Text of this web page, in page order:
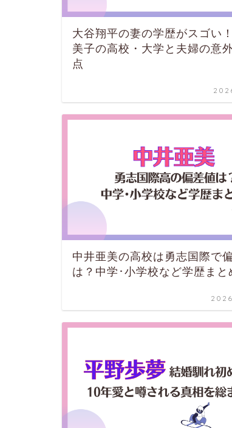
大谷翔平の妻の学歴がスゴい
美子の高校・大学と夫婦の意
点
中井亜美の高校は勇志国際で
は？中学･小学校など学歴まと